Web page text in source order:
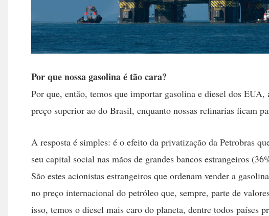
Por que nossa gasolina é tão cara?
Por que, então, temos que importar gasolina e diesel dos
preço superior ao do Brasil, enquanto nossas refinarias ficam
A resposta é simples: é o efeito da privatização da Petrobras
seu capital social nas mãos de grandes bancos estrangeiros
São estes acionistas estrangeiros que ordenam vender a
no preço internacional do petróleo que, sempre, parte de
isso, temos o diesel mais caro do planeta, dentre todos países